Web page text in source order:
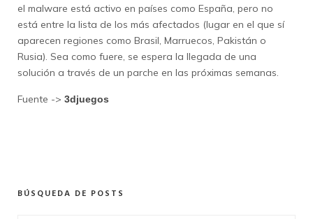
el malware está activo en países como España, pero no
está entre la lista de los más afectados (lugar en el que sí
aparecen regiones como Brasil, Marruecos, Pakistán o
Rusia). Sea como fuere, se espera la llegada de una
solución a través de un parche en las próximas semanas.
Fuente -> 3djuegos
BÚSQUEDA DE POSTS